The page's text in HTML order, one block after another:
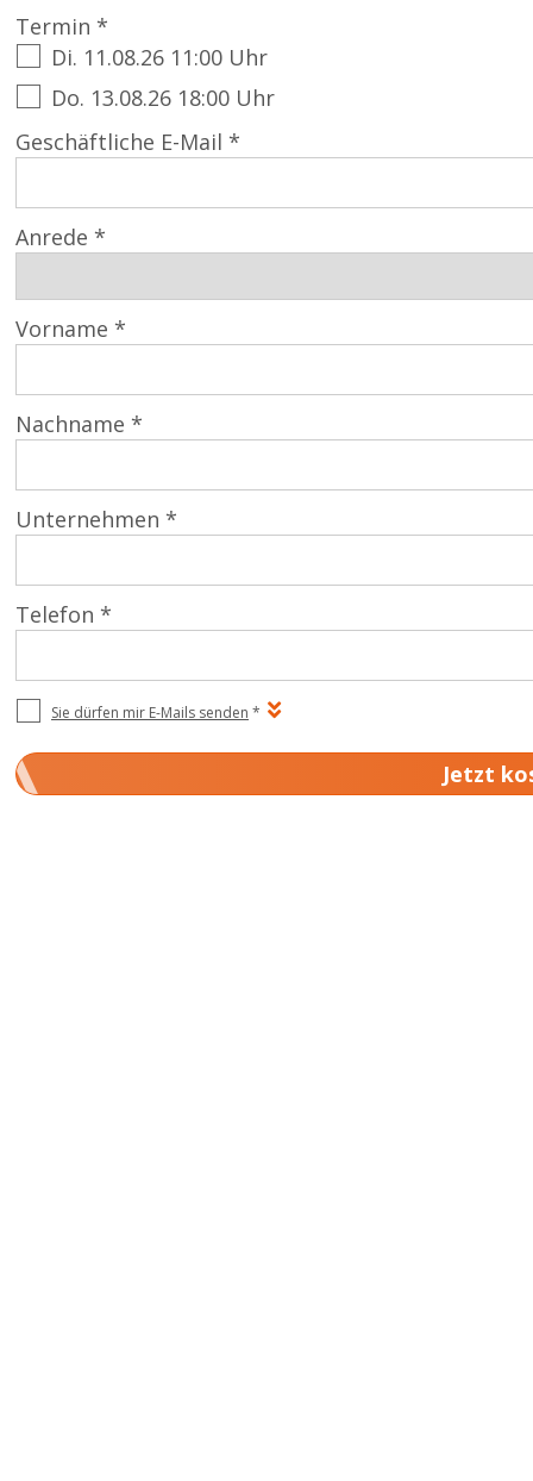
Termin *
Di. 11.08.26 11:00 Uhr
Do. 13.08.26 18:00 Uhr
Geschäftliche E-Mail *
Anrede *
Vorname *
Nachname *
Unternehmen *
Telefon *
Sie dürfen mir E-Mails senden *
Jetzt